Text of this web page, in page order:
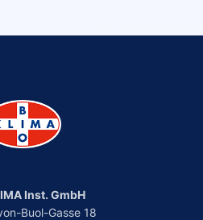
Inst. GmbH
Buol-Gasse 18